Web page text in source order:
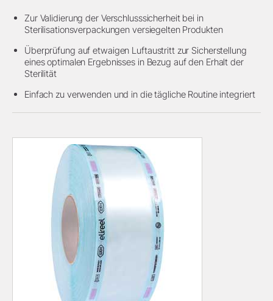
Zur Validierung der Verschlusssicherheit bei in
Sterilisationsverpackungen versiegelten Produkten
Überprüfung auf etwaigen Luftaustritt zur Sicherstellung
eines optimalen Ergebnisses in Bezug auf den Erhalt der
Sterilität
Einfach zu verwenden und in die tägliche Routine integriert